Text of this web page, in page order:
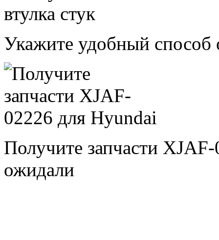
Укажите удобный способ
Получите запчасти
ожидали